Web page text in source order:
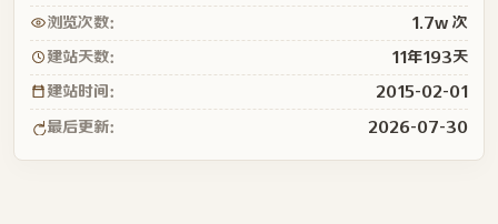
浏览次数： 1.7w 次
建站天数： 11年193天
建站时间： 2015-02-01
最后更新： 2026-07-30